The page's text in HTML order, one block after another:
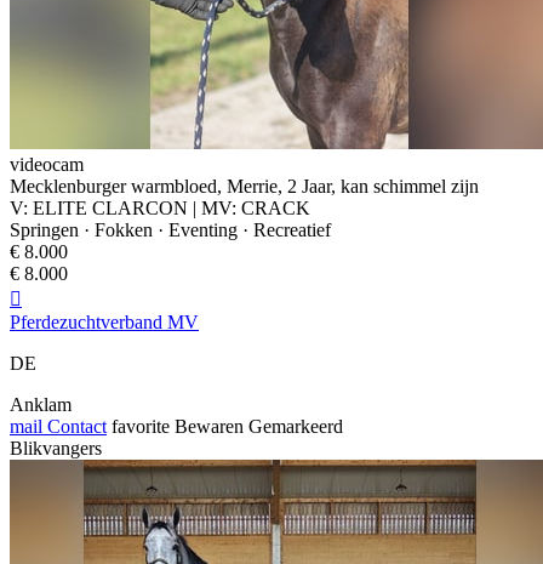
videocam
Mecklenburger warmbloed, Merrie, 2 Jaar, kan schimmel zijn
V: ELITE CLARCON | MV: CRACK
Springen · Fokken · Eventing · Recreatief
€ 8.000
€ 8.000

Pferdezuchtverband MV
DE
Anklam
mail Contact favorite Bewaren Gemarkeerd
Blikvangers